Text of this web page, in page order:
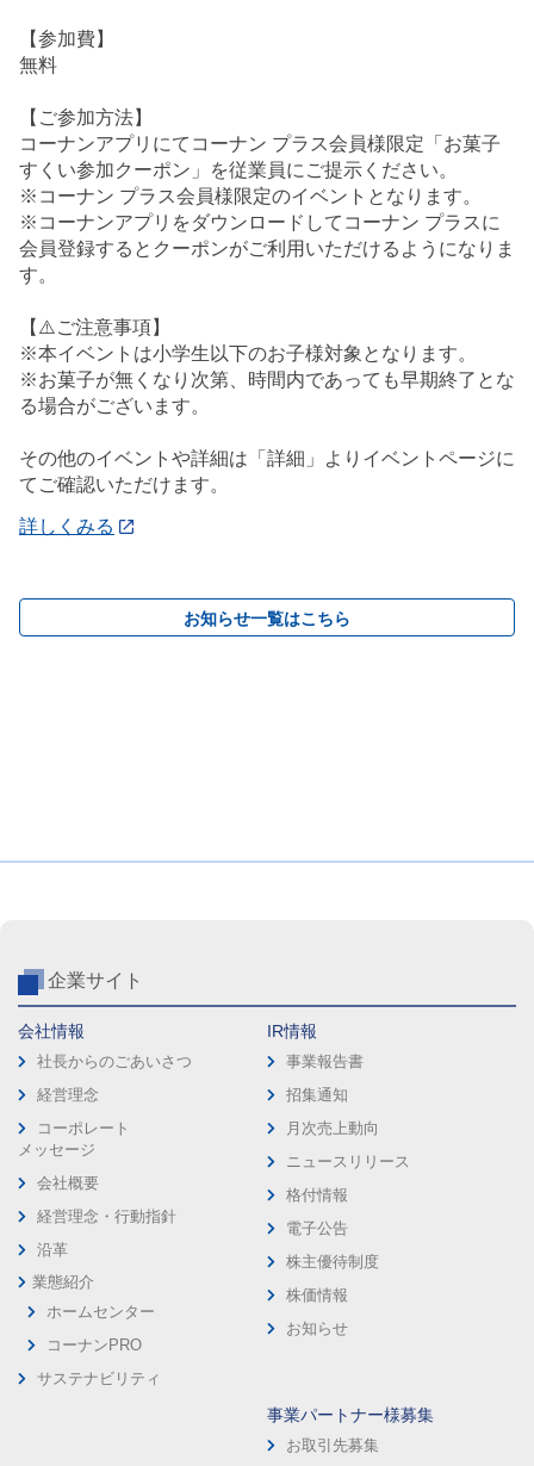
【参加費】
無料
【ご参加方法】
コーナンアプリにてコーナン プラス会員様限定「お菓子
すくい参加クーポン」を従業員にご提示ください。
※コーナン プラス会員様限定のイベントとなります。
※コーナンアプリをダウンロードしてコーナン プラスに
会員登録するとクーポンがご利用いただけるようになりま
す。
【⚠️ご注意事項】
※本イベントは小学生以下のお子様対象となります。
※お菓子が無くなり次第、時間内であっても早期終了とな
る場合がございます。
その他のイベントや詳細は「詳細」よりイベントページに
てご確認いただけます。
詳しくみる
お知らせ一覧はこちら
企業サイト
会社情報
社長からのごあいさつ
経営理念
コーポレート
メッセージ
会社概要
経営理念・行動指針
沿革
業態紹介
ホームセンター
コーナンPRO
サステナビリティ
IR情報
事業報告書
招集通知
月次売上動向
ニュースリリース
格付情報
電子公告
株主優待制度
株価情報
お知らせ
事業パートナー様募集
お取引先募集